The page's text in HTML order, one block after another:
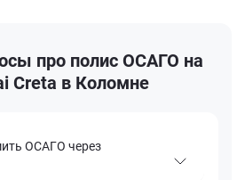
про полис ОСАГО на
Creta в Коломне
ОСАГО через